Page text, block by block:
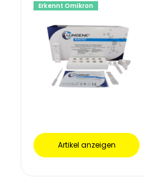
Erkennt Omikron
Artikel anzeigen